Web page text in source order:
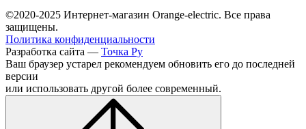
©2020-2025 Интернет-магазин Orange-electric. Все права
защищены.
Политика конфиденциальности
Разработка сайта — Точка Ру
Ваш браузер устарел рекомендуем обновить его до последней
версии
или использовать другой более современный.